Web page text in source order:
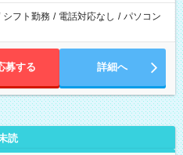
シフト勤務 / 電話対応なし / パソコン
募する 詳細へ
読